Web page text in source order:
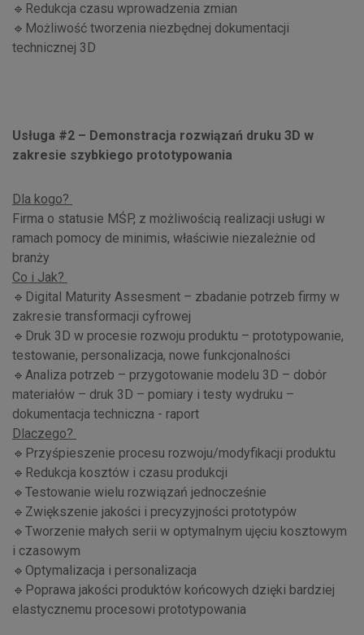
🔹Redukcja czasu wprowadzenia zmian
🔹Możliwość tworzenia niezbędnej dokumentacji
technicznej 3D
Usługa #2 – Demonstracja rozwiązań druku 3D w
zakresie szybkiego prototypowania
Dla kogo?
Firma o statusie MŚP, z możliwością realizacji usługi w
ramach pomocy de minimis, właściwie niezależnie od
branży
Co i Jak?
🔹Digital Maturity Assesment – zbadanie potrzeb firmy w
zakresie transformacji cyfrowej
🔹Druk 3D w procesie rozwoju produktu – prototypowanie,
testowanie, personalizacja, nowe funkcjonalności
🔹Analiza potrzeb – przygotowanie modelu 3D – dobór
materiałów – druk 3D – pomiary i testy wydruku –
dokumentacja techniczna - raport
Dlaczego?
🔹Przyśpieszenie procesu rozwoju/modyfikacji produktu
🔹Redukcja kosztów i czasu produkcji
🔹Testowanie wielu rozwiązań jednocześnie
🔹Zwiększenie jakości i precyzyjności prototypów
🔹Tworzenie małych serii w optymalnym ujęciu kosztowym
i czasowym
🔹Optymalizacja i personalizacja
🔹Poprawa jakości produktów końcowych dzięki bardziej
elastycznemu procesowi prototypowania